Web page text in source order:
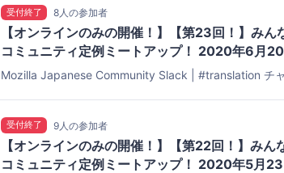
受付終了 8人の参加者
【オンラインのみの開催！】【第23回！】み
コミュニティ定例ミートアップ！ 2020年6月
Mozilla Japanese Community Slack | #translation チ
受付終了 9人の参加者
【オンラインのみの開催！】【第22回！】み
コミュニティ定例ミートアップ！ 2020年5月